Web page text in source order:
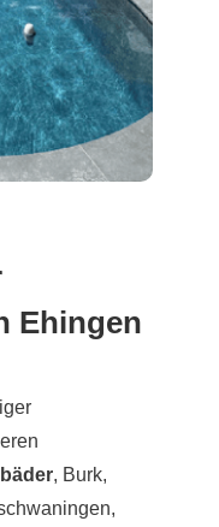
Ehingen
, Burk,